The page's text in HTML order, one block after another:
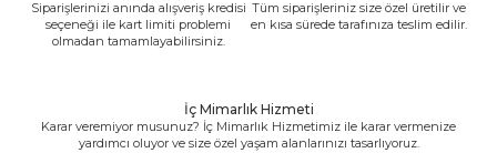
Siparişlerinizi anında alışveriş kredisi
seçeneği ile kart limiti problemi
olmadan tamamlayabilirsiniz.
Tüm siparişleriniz size özel üretilir ve
en kısa sürede tarafınıza teslim edilir.
İç Mimarlık Hizmeti
Karar veremiyor musunuz? İç Mimarlık Hizmetimiz ile karar vermenize
yardımcı oluyor ve size özel yaşam alanlarınızı tasarlıyoruz.